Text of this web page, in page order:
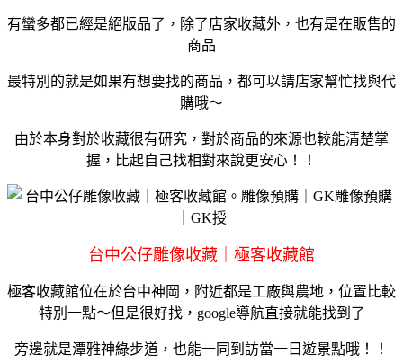
有蠻多都已經是絕版品了，除了店家收藏外，也有是在販售的
商品
最特別的就是如果有想要找的商品，都可以請店家幫忙找與代
購哦～
由於本身對於收藏很有研究，對於商品的來源也較能清楚掌
握，比起自己找相對來說更安心！！
台中公仔雕像收藏｜極客收藏館
極客收藏館位在於台中神岡，附近都是工廠與農地，位置比較
特別一點～但是很好找，google導航直接就能找到了
旁邊就是潭雅神綠步道，也能一同到訪當一日遊景點哦！！